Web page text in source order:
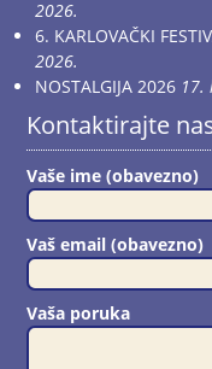
2026.
6. KARLOVAČKI
2026.
NOSTALGIJA 2026 17.
Kontaktirajte
Vaše ime (obavezno)
Vaš email (obavezno)
Vaša poruka